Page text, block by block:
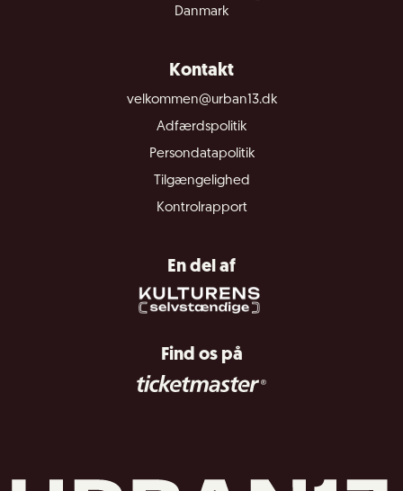
Danmark
Kontakt
velkommen@urban13.dk
Adfærdspolitik
Persondatapolitik
Tilgængelighed
Kontrolrapport
En del af
Find os på